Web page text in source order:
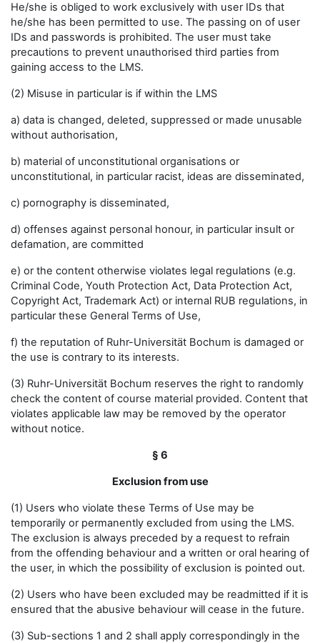
He/she is obliged to work exclusively with user IDs that
he/she has been permitted to use. The passing on of user
IDs and passwords is prohibited. The user must take
precautions to prevent unauthorised third parties from
gaining access to the LMS.
(2) Misuse in particular is if within the LMS
a) data is changed, deleted, suppressed or made unusable
without authorisation,
b) material of unconstitutional organisations or
unconstitutional, in particular racist, ideas are disseminated,
c) pornography is disseminated,
d) offenses against personal honour, in particular insult or
defamation, are committed
e) or the content otherwise violates legal regulations (e.g.
Criminal Code, Youth Protection Act, Data Protection Act,
Copyright Act, Trademark Act) or internal RUB regulations, in
particular these General Terms of Use,
f) the reputation of Ruhr-Universität Bochum is damaged or
the use is contrary to its interests.
(3) Ruhr-Universität Bochum reserves the right to randomly
check the content of course material provided. Content that
violates applicable law may be removed by the operator
without notice.
§ 6
Exclusion from use
(1) Users who violate these Terms of Use may be
temporarily or permanently excluded from using the LMS.
The exclusion is always preceded by a request to refrain
from the offending behaviour and a written or oral hearing of
the user, in which the possibility of exclusion is pointed out.
(2) Users who have been excluded may be readmitted if it is
ensured that the abusive behaviour will cease in the future.
(3) Sub-sections 1 and 2 shall apply correspondingly in the